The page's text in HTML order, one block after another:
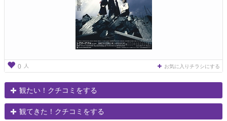
0 人 お気に入りチラシにする
観たい！クチコミをする
観てきた！クチコミをする